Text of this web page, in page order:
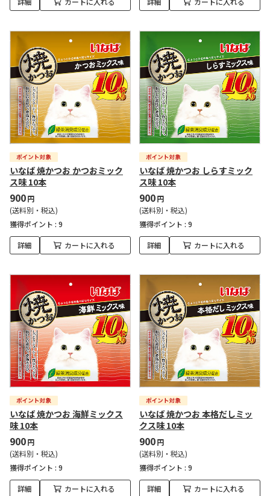
いなば 焼かつお かつおミック
ス味 10本
900円
(送料別・税込)
獲得ポイント : 9
詳細 カートに入れる
いなば 焼かつお しらすミック
ス味 10本
900円
(送料別・税込)
獲得ポイント : 9
詳細 カートに入れる
いなば 焼かつお 海鮮ミックス
味 10本
900円
(送料別・税込)
獲得ポイント : 9
詳細 カートに入れる
いなば 焼かつお 本格だしミッ
クス味 10本
900円
(送料別・税込)
獲得ポイント : 9
詳細 カートに入れる